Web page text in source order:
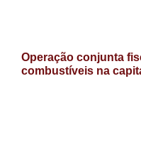
Operação conjunta
combustíveis na